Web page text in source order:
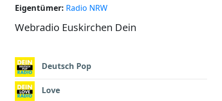
Eigentümer: Radio NRW
Webradio Euskirchen Dein
Deutsch Pop
Love